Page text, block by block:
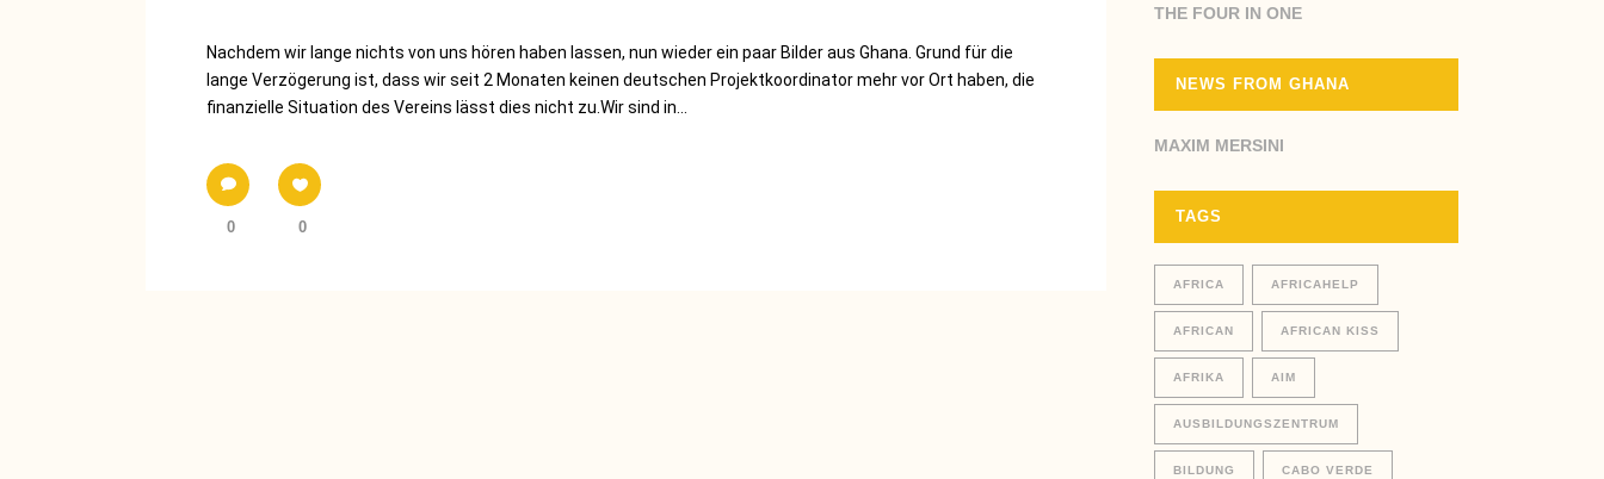
Nachdem wir lange nichts von uns hören haben lassen, nun wieder ein paar Bilder aus Ghana. Grund für die
lange Verzögerung ist, dass wir seit 2 Monaten keinen deutschen Projektkoordinator mehr vor Ort haben, die
finanzielle Situation des Vereins lässt dies nicht zu.Wir sind in...
0 0
THE FOUR IN ONE
NEWS FROM GHANA
MAXIM MERSINI
TAGS
AFRICA AFRICAHELP
AFRICAN AFRICAN KISS
AFRIKA AIM
AUSBILDUNGSZENTRUM
BILDUNG CABO VERDE